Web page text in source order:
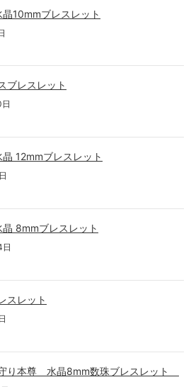
10mmブレスレット
ブレスレット
12mmブレスレット
8mmブレスレット
スレット
り本尊 水晶8mm数珠ブレスレット